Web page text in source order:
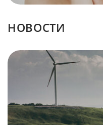
НОВОСТИ